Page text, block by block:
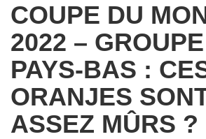
COUPE DU
2022 –
PAYS-BAS :
ORANJES
ASSEZ MÛRS ?